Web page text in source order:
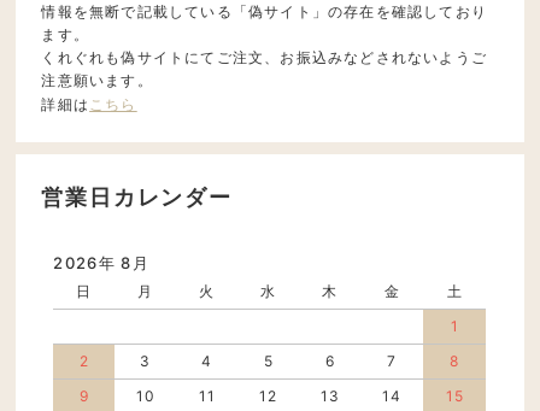
情報を無断で記載している「偽サイト」の存在を確認しており
ます。
くれぐれも偽サイトにてご注文、お振込みなどされないようご
注意願います。
詳細は こちら
営業日カレンダー
2026年 8月
日 月 火 水 木 金
土
1
2
3 4 5 6 7
8
9
10 11 12 13 14
15